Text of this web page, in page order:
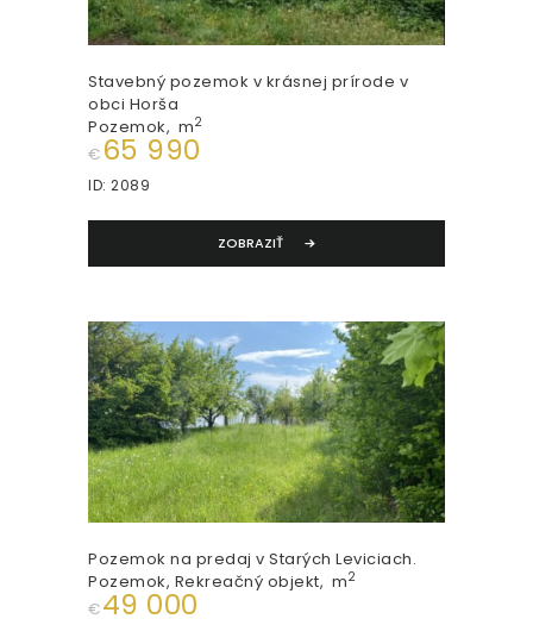
Stavebný pozemok v krásnej prírode v
obci Horša
Pozemok
m2
€ 65 990
ID: 2089
ZOBRAZIŤ
Pozemok na predaj v Starých Leviciach.
Pozemok, Rekreačný objekt m2
€49 000